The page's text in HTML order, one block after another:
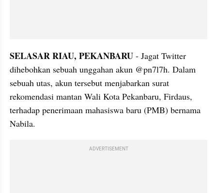
SELASAR RIAU, PEKANBARU - Jagat Twitter
dihebohkan sebuah unggahan akun @pn7l7h. Dalam
sebuah utas, akun tersebut menjabarkan surat
rekomendasi mantan Wali Kota Pekanbaru, Firdaus,
terhadap penerimaan mahasiswa baru (PMB) bernama
Nabila.
ADVERTISEMENT